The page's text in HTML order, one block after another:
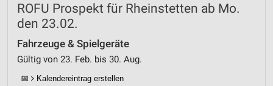
ROFU Prospekt für Rheinstetten ab Mo.
den 23.02.
Fahrzeuge & Spielgeräte
Gültig von 23. Feb. bis 30. Aug.
📅 Kalendereintrag erstellen